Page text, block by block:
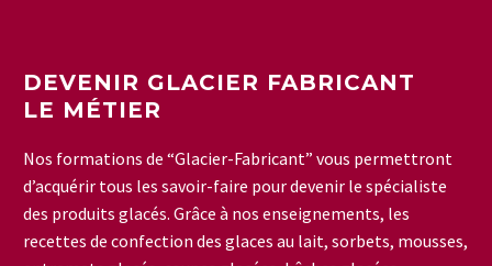
DEVENIR GLACIER FABRICANT
LE MÉTIER
Nos formations de “Glacier-Fabricant” vous permettront
d’acquérir tous les savoir-faire pour devenir le spécialiste
des produits glacés. Grâce à nos enseignements, les
recettes de confection des glaces au lait, sorbets, mousses,